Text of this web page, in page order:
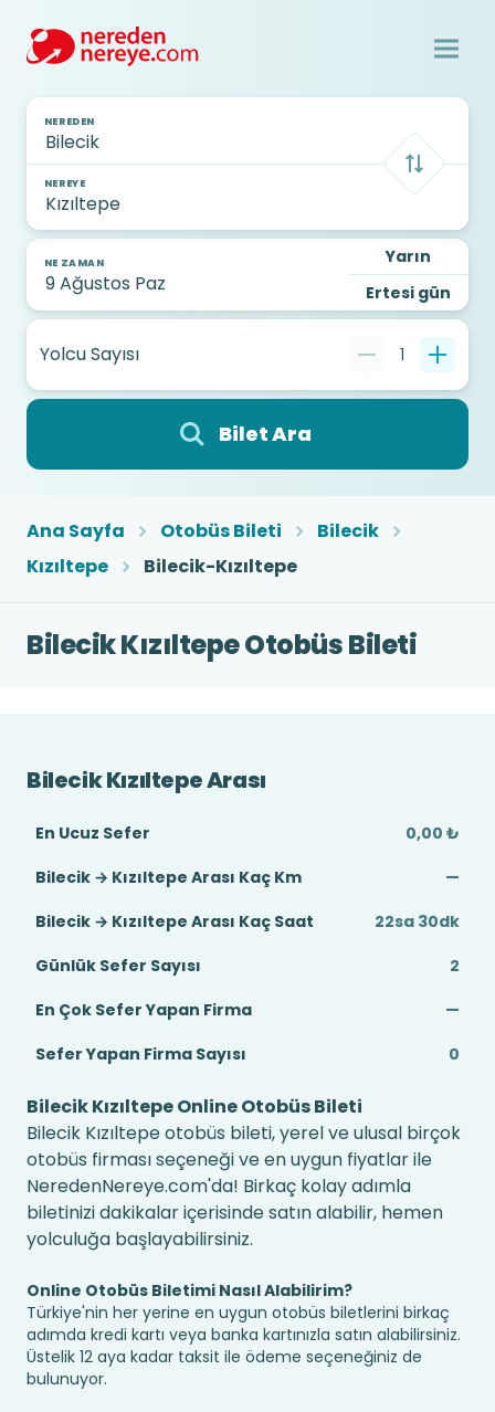
NEREDEN
NEREYE
NE ZAMAN
Yarın
Ertesi gün
Yolcu Sayısı 1
Bilet Ara
Ana Sayfa Otobüs Bileti
Bilecik
Kızıltepe
Bilecik-Kızıltepe
Bilecik Kızıltepe Otobüs Bileti
Bilecik Kızıltepe Arası
En Ucuz Sefer
0,00 ₺
Bilecik → Kızıltepe Arası Kaç Km
—
Bilecik → Kızıltepe Arası Kaç Saat
22sa 30dk
Günlük Sefer Sayısı
2
En Çok Sefer Yapan Firma
—
Sefer Yapan Firma Sayısı
0
Bilecik Kızıltepe Online Otobüs Bileti
Bilecik Kızıltepe otobüs bileti, yerel ve ulusal birçok
otobüs firması seçeneği ve en uygun fiyatlar ile
NeredenNereye.com'da! Birkaç kolay adımla
biletinizi dakikalar içerisinde satın alabilir, hemen
yolculuğa başlayabilirsiniz.
Online Otobüs Biletimi Nasıl Alabilirim?
Türkiye'nin her yerine en uygun otobüs biletlerini birkaç
adımda kredi kartı veya banka kartınızla satın alabilirsiniz.
Üstelik 12 aya kadar taksit ile ödeme seçeneğiniz de
bulunuyor.